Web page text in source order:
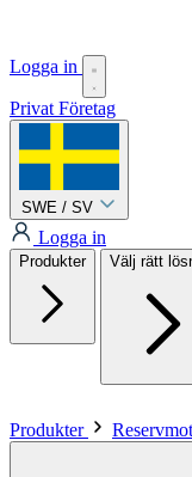
Logga in
Privat Företag
SWE / SV
Logga in
Produkter Välj rätt
Produkter